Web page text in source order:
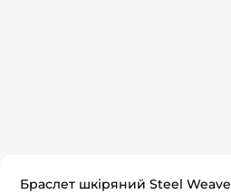
Браслет шкіряний Steel Weave